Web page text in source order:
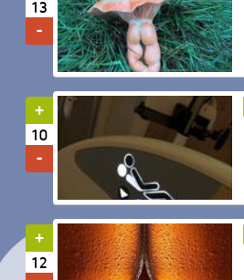
13
10
12